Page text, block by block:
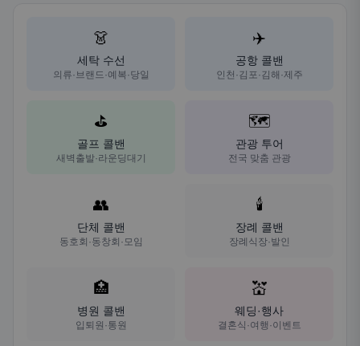
👗
세탁 수선
의류·브랜드·예복·당일
✈️
공항 콜밴
인천·김포·김해·제주
⛳
골프 콜밴
새벽출발·라운딩대기
🗺️
관광 투어
전국 맞춤 관광
👥
단체 콜밴
동호회·동창회·모임
🕯️
장례 콜밴
장례식장·발인
🏥
병원 콜밴
입퇴원·통원
💒
웨딩·행사
결혼식·여행·이벤트